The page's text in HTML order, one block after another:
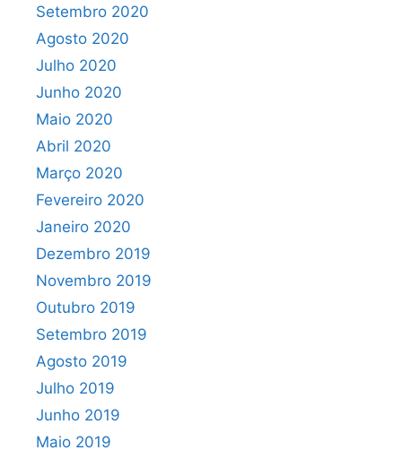
Setembro 2020
Agosto 2020
Julho 2020
Junho 2020
Maio 2020
Abril 2020
Março 2020
Fevereiro 2020
Janeiro 2020
Dezembro 2019
Novembro 2019
Outubro 2019
Setembro 2019
Agosto 2019
Julho 2019
Junho 2019
Maio 2019